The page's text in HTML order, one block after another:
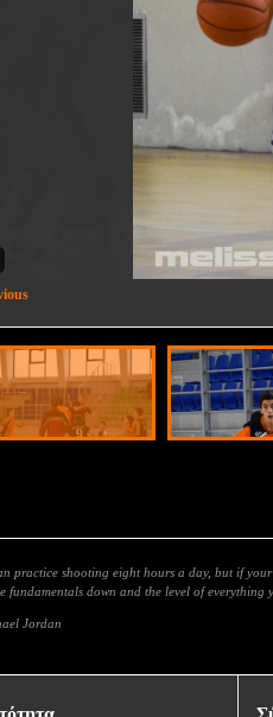
practice shooting eight hours a day, but if
fundamentals down and the level of everything
Jordan